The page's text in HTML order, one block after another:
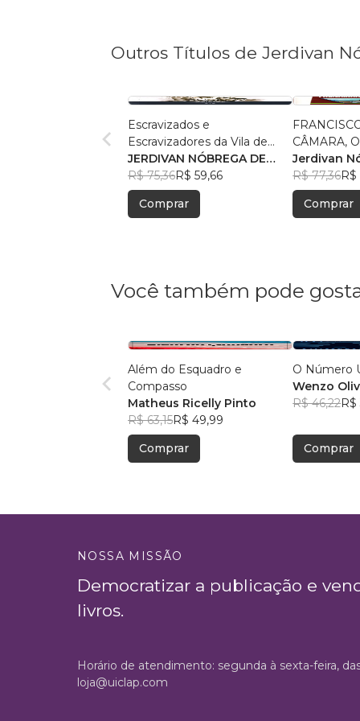
Outros Títulos de Jerdivan
Escravizados e
Escravizadores da Vila de
Pombal da Parahyba do
Norte
JERDIVAN NÓBREGA DE
ARAÚJU
R$ 75,36R$ 59,66
Comprar
CÂMARA, O CAPITÃO-MOR
DA VILA
Jerdivan
Araújo
R$ 77,36R$
Comprar
Você também pode
Além do Esquadro e
Compasso
Matheus Ricelly Pinto
R$ 63,15R$ 49,99
Comprar
O Número
Wenzo
R$ 46,22R$
Comprar
NOSSA MISSÃO
Democratizar a publicação e
livros.
Horário de atendimento: segunda à sexta-feira,
loja@uiclap.com